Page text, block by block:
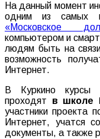
На данный момент
одним из самых
«Московское
компьютером и
людям быть на
возможность
Интернет.
В Куркино курсы
проходят в школе
участники проекта
Интернет, учатся
документы, а также